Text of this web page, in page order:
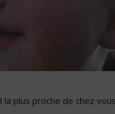
plus proche de chez